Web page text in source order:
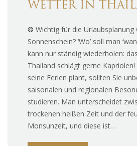
WETTER IN
❂ Wichtig für die
Sonnenschein? ‘Wo’ soll man
kann nur ständig wiederholen:
Thailand schlägt gerne
seine Ferien plant, sollten Sie
saisonalen und regionalen
studieren. Man unterscheidet
trockenen heißen Zeit und der
Monsunzeit, und diese ist…